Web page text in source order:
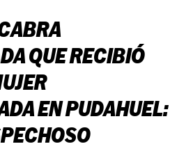
QUE RECIBIÓ
EN PUDAHUEL: